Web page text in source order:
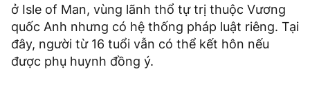
ở Isle of Man, vùng lãnh thổ tự trị thuộc Vương
quốc Anh nhưng có hệ thống pháp luật riêng. Tại
đây, người từ 16 tuổi vẫn có thể kết hôn nếu
được phụ huynh đồng ý.